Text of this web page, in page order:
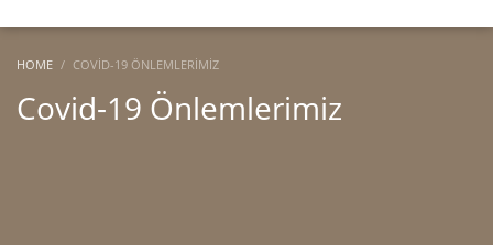
HOME COVID-19 ÖNLEMLERIMIZ
Covid-19 Önlemlerimiz